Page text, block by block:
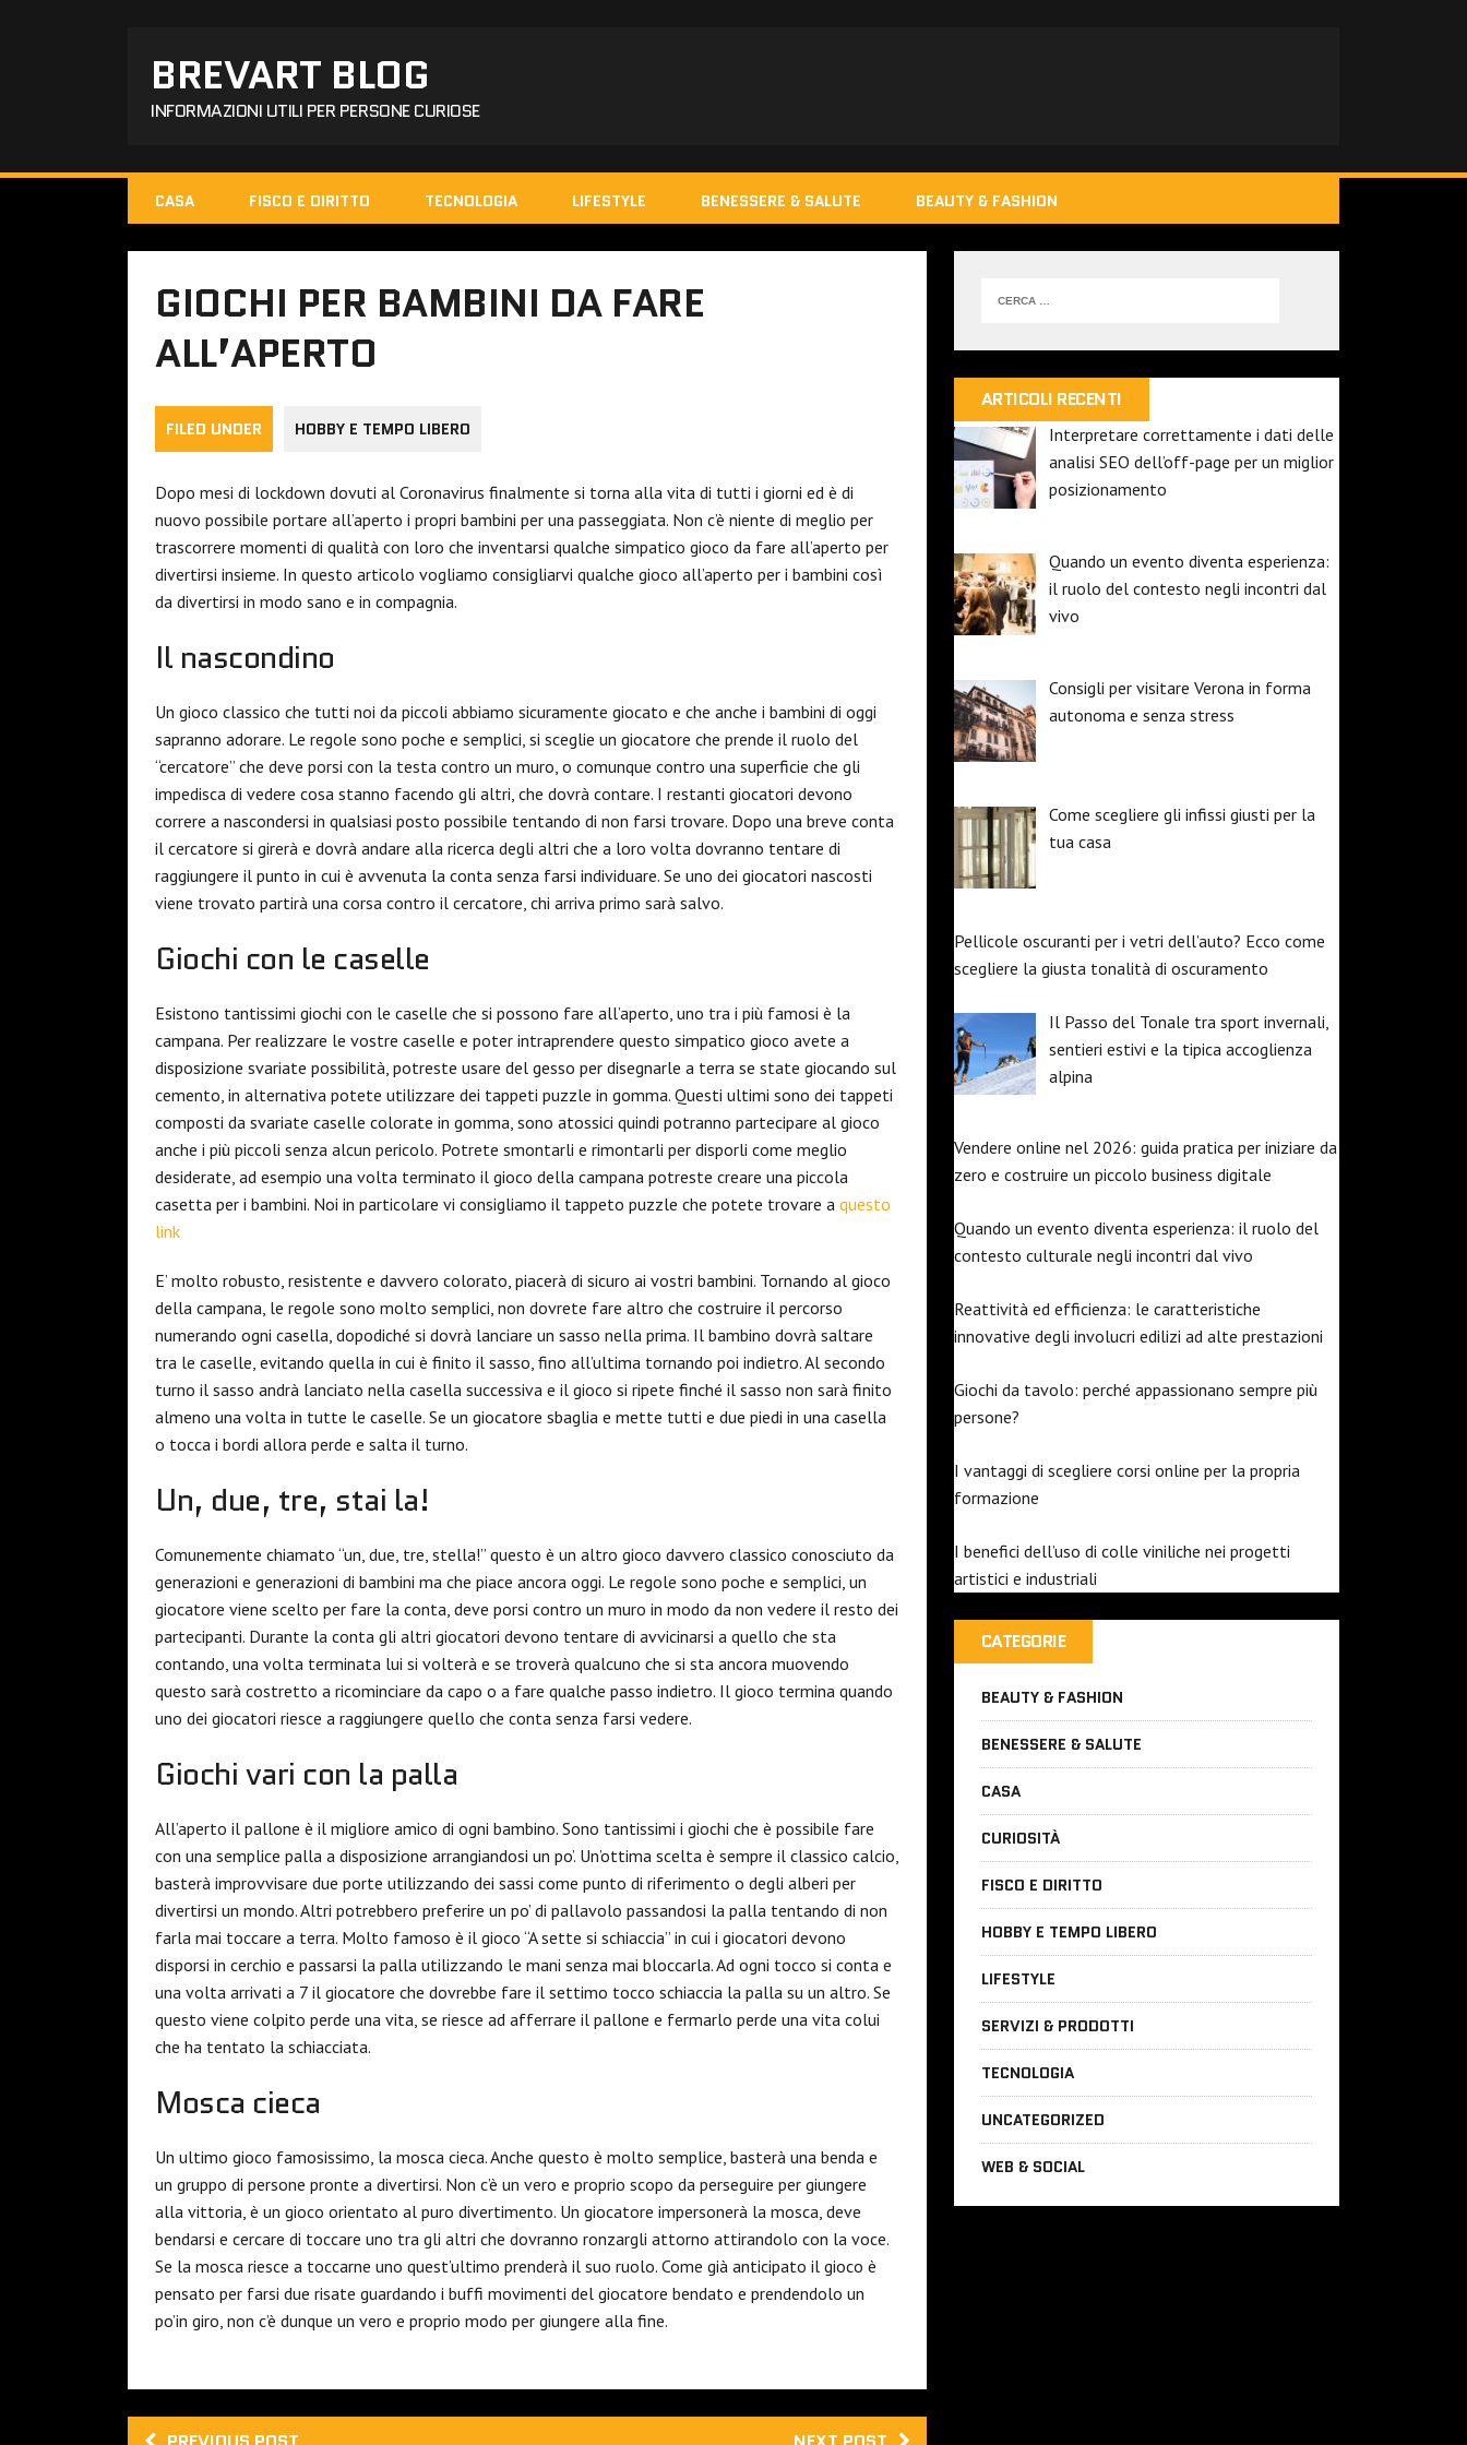
BREVART BLOG
INFORMAZIONI UTILI PER PERSONE CURIOSE
CASA FISCO E DIRITTO TECNOLOGIA LIFESTYLE BENESSERE & SALUTE BEAUTY & FASHION
GIOCHI PER BAMBINI DA FARE
ALL’APERTO
FILED UNDER HOBBY E TEMPO LIBERO
Dopo mesi di lockdown dovuti al Coronavirus finalmente si torna alla vita di tutti i giorni ed è di
nuovo possibile portare all’aperto i propri bambini per una passeggiata. Non c’è niente di meglio per
trascorrere momenti di qualità con loro che inventarsi qualche simpatico gioco da fare all’aperto per
divertirsi insieme. In questo articolo vogliamo consigliarvi qualche gioco all’aperto per i bambini così
da divertirsi in modo sano e in compagnia.
Il nascondino
Un gioco classico che tutti noi da piccoli abbiamo sicuramente giocato e che anche i bambini di oggi
sapranno adorare. Le regole sono poche e semplici, si sceglie un giocatore che prende il ruolo del
“cercatore” che deve porsi con la testa contro un muro, o comunque contro una superficie che gli
impedisca di vedere cosa stanno facendo gli altri, che dovrà contare. I restanti giocatori devono
correre a nascondersi in qualsiasi posto possibile tentando di non farsi trovare. Dopo una breve conta
il cercatore si girerà e dovrà andare alla ricerca degli altri che a loro volta dovranno tentare di
raggiungere il punto in cui è avvenuta la conta senza farsi individuare. Se uno dei giocatori nascosti
viene trovato partirà una corsa contro il cercatore, chi arriva primo sarà salvo.
Giochi con le caselle
Esistono tantissimi giochi con le caselle che si possono fare all’aperto, uno tra i più famosi è la
campana. Per realizzare le vostre caselle e poter intraprendere questo simpatico gioco avete a
disposizione svariate possibilità, potreste usare del gesso per disegnarle a terra se state giocando sul
cemento, in alternativa potete utilizzare dei tappeti puzzle in gomma. Questi ultimi sono dei tappeti
composti da svariate caselle colorate in gomma, sono atossici quindi potranno partecipare al gioco
anche i più piccoli senza alcun pericolo. Potrete smontarli e rimontarli per disporli come meglio
desiderate, ad esempio una volta terminato il gioco della campana potreste creare una piccola
casetta per i bambini. Noi in particolare vi consigliamo il tappeto puzzle che potete trovare a questo
link
E’ molto robusto, resistente e davvero colorato, piacerà di sicuro ai vostri bambini. Tornando al gioco
della campana, le regole sono molto semplici, non dovrete fare altro che costruire il percorso
numerando ogni casella, dopodiché si dovrà lanciare un sasso nella prima. Il bambino dovrà saltare
tra le caselle, evitando quella in cui è finito il sasso, fino all’ultima tornando poi indietro. Al secondo
turno il sasso andrà lanciato nella casella successiva e il gioco si ripete finché il sasso non sarà finito
almeno una volta in tutte le caselle. Se un giocatore sbaglia e mette tutti e due piedi in una casella
o tocca i bordi allora perde e salta il turno.
Un, due, tre, stai la!
Comunemente chiamato “un, due, tre, stella!” questo è un altro gioco davvero classico conosciuto da
generazioni e generazioni di bambini ma che piace ancora oggi. Le regole sono poche e semplici, un
giocatore viene scelto per fare la conta, deve porsi contro un muro in modo da non vedere il resto dei
partecipanti. Durante la conta gli altri giocatori devono tentare di avvicinarsi a quello che sta
contando, una volta terminata lui si volterà e se troverà qualcuno che si sta ancora muovendo
questo sarà costretto a ricominciare da capo o a fare qualche passo indietro. Il gioco termina quando
uno dei giocatori riesce a raggiungere quello che conta senza farsi vedere.
Giochi vari con la palla
All’aperto il pallone è il migliore amico di ogni bambino. Sono tantissimi i giochi che è possibile fare
con una semplice palla a disposizione arrangiandosi un po’. Un’ottima scelta è sempre il classico calcio,
basterà improvvisare due porte utilizzando dei sassi come punto di riferimento o degli alberi per
divertirsi un mondo. Altri potrebbero preferire un po’ di pallavolo passandosi la palla tentando di non
farla mai toccare a terra. Molto famoso è il gioco “A sette si schiaccia” in cui i giocatori devono
disporsi in cerchio e passarsi la palla utilizzando le mani senza mai bloccarla. Ad ogni tocco si conta e
una volta arrivati a 7 il giocatore che dovrebbe fare il settimo tocco schiaccia la palla su un altro. Se
questo viene colpito perde una vita, se riesce ad afferrare il pallone e fermarlo perde una vita colui
che ha tentato la schiacciata.
Mosca cieca
Un ultimo gioco famosissimo, la mosca cieca. Anche questo è molto semplice, basterà una benda e
un gruppo di persone pronte a divertirsi. Non c’è un vero e proprio scopo da perseguire per giungere
alla vittoria, è un gioco orientato al puro divertimento. Un giocatore impersonerà la mosca, deve
bendarsi e cercare di toccare uno tra gli altri che dovranno ronzargli attorno attirandolo con la voce.
Se la mosca riesce a toccarne uno quest’ultimo prenderà il suo ruolo. Come già anticipato il gioco è
pensato per farsi due risate guardando i buffi movimenti del giocatore bendato e prendendolo un
po’in giro, non c’è dunque un vero e proprio modo per giungere alla fine.
ARTICOLI RECENTI
Interpretare correttamente i dati delle
analisi SEO dell’off-page per un miglior
posizionamento
Quando un evento diventa esperienza:
il ruolo del contesto negli incontri dal
vivo
Consigli per visitare Verona in forma
autonoma e senza stress
Come scegliere gli infissi giusti per la
tua casa
Pellicole oscuranti per i vetri dell’auto? Ecco come
scegliere la giusta tonalità di oscuramento
Il Passo del Tonale tra sport invernali,
sentieri estivi e la tipica accoglienza
alpina
Vendere online nel 2026: guida pratica per iniziare da
zero e costruire un piccolo business digitale
Quando un evento diventa esperienza: il ruolo del
contesto culturale negli incontri dal vivo
Reattività ed efficienza: le caratteristiche
innovative degli involucri edilizi ad alte prestazioni
Giochi da tavolo: perché appassionano sempre più
persone?
I vantaggi di scegliere corsi online per la propria
formazione
I benefici dell’uso di colle viniliche nei progetti
artistici e industriali
CATEGORIE
BEAUTY & FASHION
BENESSERE & SALUTE
CASA
CURIOSITÀ
FISCO E DIRITTO
HOBBY E TEMPO LIBERO
LIFESTYLE
SERVIZI & PRODOTTI
TECNOLOGIA
UNCATEGORIZED
WEB & SOCIAL